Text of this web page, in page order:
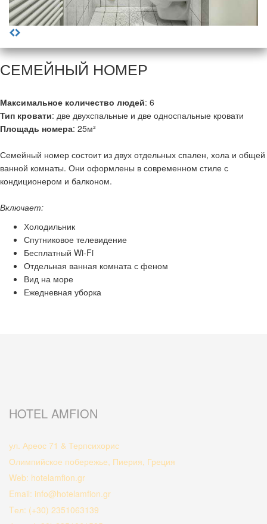
СЕМЕЙНЫЙ НОМЕР
Максимальное количество людей: 6
Тип кровати: две двухспальные и две односпальные кровати
Площадь номера: 25м²
Семейный номер состоит из двух отдельных спален, хола и общей
ванной комнаты. Они оформлены в современном стиле с
кондиционером и балконом.
Включает:
Холодильник
Спутниковое телевидение
Бесплатный Wi-Fi
Отдельная ванная комната с феном
Вид на море
Ежедневная уборка
HOTEL AMFION
ул. Ареос 71 & Терпсихорис
Олимпийское побережье, Пиерия, Греция
Web: hotelamfion.gr
Email: info@hotelamfion.gr
Tел: (+30) 2351063139